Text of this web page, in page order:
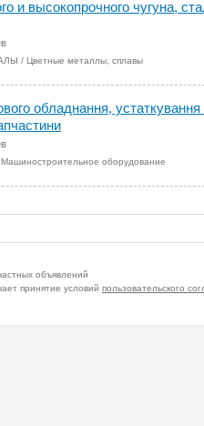
и высокопрочного чугуна,
/ Цветные металлы, сплавы
обладнання,
Машиностроительное оборудование
объявлений
принятие условий пользовательского